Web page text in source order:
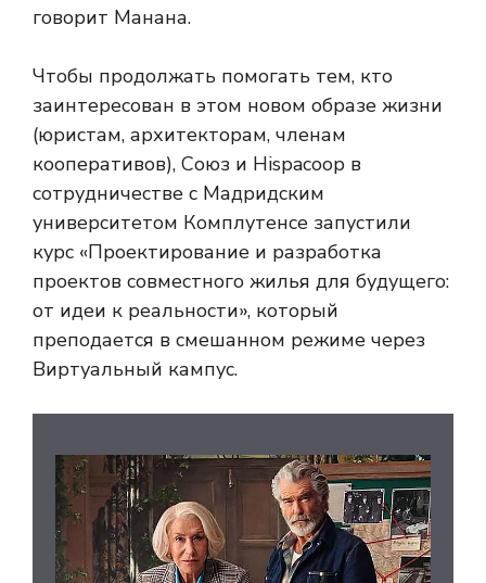
говорит Манана.
Чтобы продолжать помогать тем, кто
заинтересован в этом новом образе жизни
(юристам, архитекторам, членам
кооперативов), Союз и Hispacoop в
сотрудничестве с Мадридским
университетом Комплутенсе запустили
курс «Проектирование и разработка
проектов совместного жилья для будущего:
от идеи к реальности», который
преподается в смешанном режиме через
Виртуальный кампус.